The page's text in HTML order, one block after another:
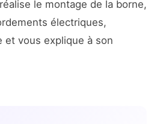
le montage de la borne,
électriques,
et vous explique à son